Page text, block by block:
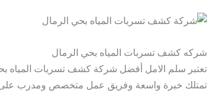
شركه كشف تسربات المياه بحي الرمال
تعتبر سلم الامل أفضل شركة كشف تسربات المياه
تمتلك خبرة واسعة وفريق عمل متخصص ومدرب على